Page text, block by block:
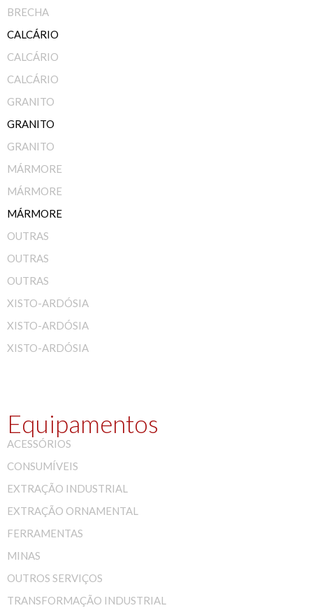
BRECHA
CALCÁRIO
CALCÁRIO
CALCÁRIO
GRANITO
GRANITO
GRANITO
MÁRMORE
MÁRMORE
MÁRMORE
OUTRAS
OUTRAS
OUTRAS
XISTO-ARDÓSIA
XISTO-ARDÓSIA
XISTO-ARDÓSIA
Equipamentos
ACESSÓRIOS
CONSUMÍVEIS
EXTRAÇÃO INDUSTRIAL
EXTRAÇÃO ORNAMENTAL
FERRAMENTAS
MINAS
OUTROS SERVIÇOS
TRANSFORMAÇÃO INDUSTRIAL